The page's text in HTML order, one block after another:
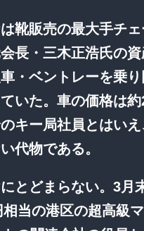
靴販売の最大手チ
長・三木正浩氏の
・ベントレーを乗
いた。車の価格は
キー局社員とはい
代物である。
とどまらない。3月
当の港区の超高級